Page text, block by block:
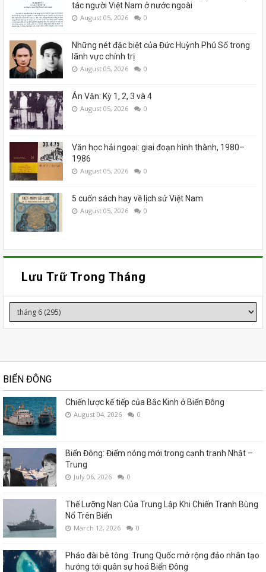
tác người Việt Nam ở nước ngoài
August 05, 2026 0
Những nét đặc biệt của Đức Huỳnh Phú Sổ trong
lãnh vực chính trị
August 05, 2026 0
Án Văn: Kỳ 1, 2, 3 và 4
August 05, 2026 0
Văn học hải ngoại: giai đoạn hình thành, 1980–
1986
August 05, 2026 0
5 cuốn sách hay về lịch sử Việt Nam
August 05, 2026 0
Lưu Trữ Trong Tháng
BIỂN ĐÔNG
Chiến lược kế tiếp của Bắc Kinh ở Biển Đông
August 04, 2026 0
Biển Đông: Điểm nóng mới trong cạnh tranh Nhật –
Trung
July 06, 2026 0
Thế Lưỡng Nan Của Trung Lập Khi Chiến Tranh Bùng
Nổ Trên Biển
March 12, 2026 0
Pháo đài bê tông: Trung Quốc mở rộng đảo nhân tạo
hướng tới quân sự hoá Biển Đông